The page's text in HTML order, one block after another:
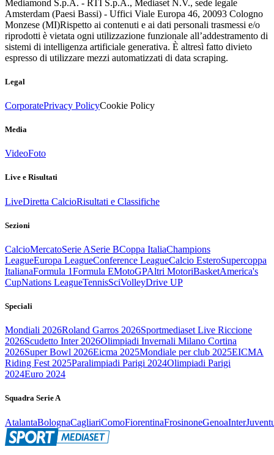
Mediamond S.p.A. - RTI S.p.A., Mediaset N.V., sede legale
Amsterdam (Paesi Bassi) - Uffici Viale Europa 46, 20093 Cologno
Monzese (MI)Rispetto ai contenuti e ai dati personali trasmessi e/o
riprodotti è vietata ogni utilizzazione funzionale all’addestramento di
sistemi di intelligenza artificiale generativa. È altresì fatto divieto
espresso di utilizzare mezzi automatizzati di data scraping.
Legal
CorporatePrivacy PolicyCookie Policy
Media
VideoFoto
Live e Risultati
LiveDiretta CalcioRisultati e Classifiche
Sezioni
CalcioMercatoSerie ASerie BCoppa ItaliaChampions
LeagueEuropa LeagueConference LeagueCalcio EsteroSupercoppa
ItalianaFormula 1Formula EMotoGPAltri MotoriBasketAmerica's
CupNations LeagueTennisSciVolleyDrive UP
Speciali
Mondiali 2026Roland Garros 2026Sportmediaset Live Riccione
2026Scudetto Inter 2026Olimpiadi Invernali Milano Cortina
2026Super Bowl 2026Eicma 2025Mondiale per club 2025EICMA
Riding Fest 2025Paralimpiadi Parigi 2024Olimpiadi Parigi
2024Euro 2024
Squadra Serie A
AtalantaBolognaCagliariComoFiorentinaFrosinoneGenoaInter